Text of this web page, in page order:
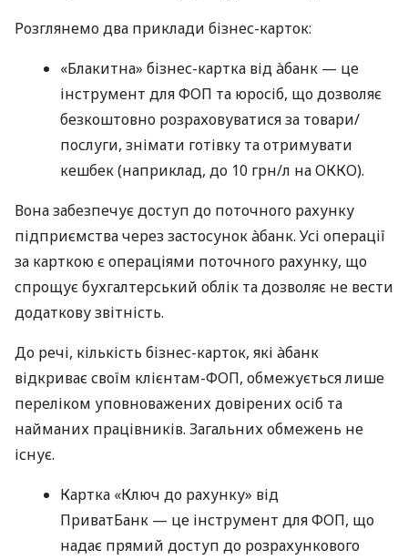
Розглянемо два приклади бізнес-карток:
«Блакитна» бізнес-картка від àбанк — це
інструмент для ФОП та юросіб, що дозволяє
безкоштовно розраховуватися за товари/
послуги, знімати готівку та отримувати
кешбек (наприклад, до 10 грн/л на ОККО).
Вона забезпечує доступ до поточного рахунку
підприємства через застосунок àбанк. Усі операції
за карткою є операціями поточного рахунку, що
спрощує бухгалтерський облік та дозволяє не вести
додаткову звітність.
До речі, кількість бізнес-карток, які àбанк
відкриває своїм клієнтам-ФОП, обмежується лише
переліком уповноважених довірених осіб та
найманих працівників. Загальних обмежень не
існує.
Картка «Ключ до рахунку» від
ПриватБанк — це інструмент для ФОП, що
надає прямий доступ до розрахункового